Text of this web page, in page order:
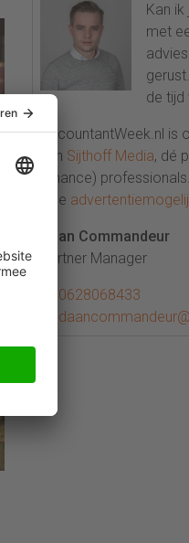
Kan ik
met
de tijd
AccountantWeek.nl is
van Sijthoff Media, dé
(finance)
vele
Daan Commandeur
Partner Manager
0628068433